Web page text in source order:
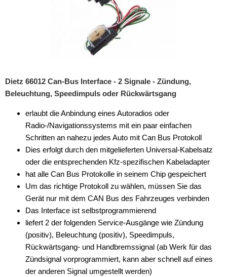
Dietz 66012 Can-Bus Interface - 2 Signale - Zündung,
Beleuchtung, Speedimpuls oder Rückwärtsgang
erlaubt die Anbindung eines Autoradios oder
Radio-/Navigationssystems mit ein paar einfachen
Schritten an nahezu jedes Auto mit Can Bus Protokoll
Dies erfolgt durch den mitgelieferten Universal-Kabelsatz
oder die entsprechenden Kfz-spezifischen Kabeladapter
hat alle Can Bus Protokolle in seinem Chip gespeichert
Um das richtige Protokoll zu wählen, müssen Sie das
Gerät nur mit dem CAN Bus des Fahrzeuges verbinden
Das Interface ist selbstprogrammierend
liefert 2 der folgenden Service-Ausgänge wie Zündung
(positiv), Beleuchtung (positiv), Speedimpuls,
Rückwärtsgang- und Handbremssignal (ab Werk für das
Zündsignal vorprogrammiert, kann aber schnell auf eines
der anderen Signal umgestellt werden)